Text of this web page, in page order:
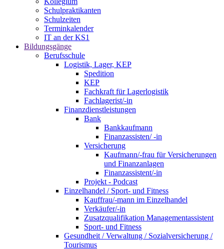
Schulpraktikanten
Schulzeiten
Terminkalender
IT an der KS1
Bildungsgänge
Berufsschule
Logistik, Lager, KEP
Spedition
KEP
Fachkraft für Lagerlogistik
Fachlagerist/-in
Finanzdienstleistungen
Bank
Bankkaufmann
Finanzassisten/ -in
Versicherung
Kaufmann/-frau für Versicherungen
und Finanzanlagen
Finanzassistent/-in
Projekt - Podcast
Einzelhandel / Sport- und Fitness
Kauffrau/-mann im Einzelhandel
Verkäufer/-in
Zusatzqualifikation Managementassistent
Sport- und Fitness
Gesundheit / Verwaltung / Sozialversicherung /
Tourismus